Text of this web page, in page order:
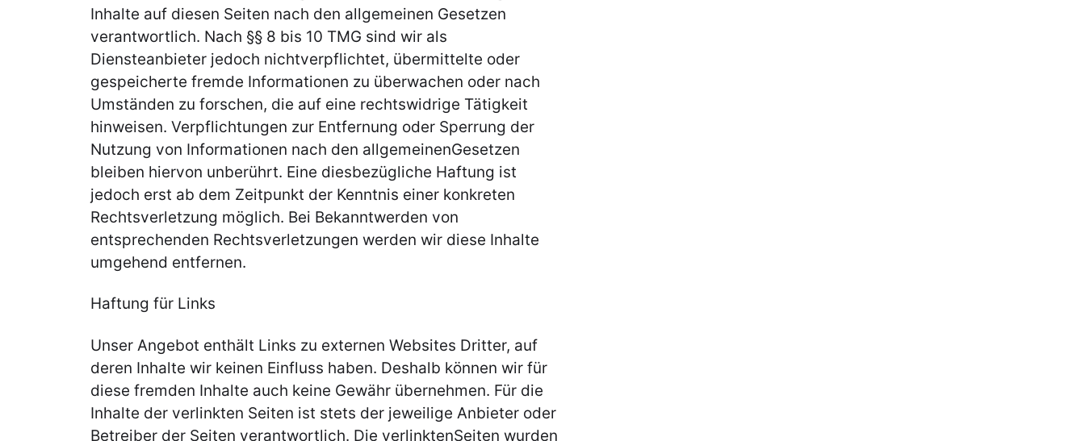
Inhalte auf diesen Seiten nach den allgemeinen Gesetzen
verantwortlich. Nach §§ 8 bis 10 TMG sind wir als
Diensteanbieter jedoch nichtverpflichtet, übermittelte oder
gespeicherte fremde Informationen zu überwachen oder nach
Umständen zu forschen, die auf eine rechtswidrige Tätigkeit
hinweisen. Verpflichtungen zur Entfernung oder Sperrung der
Nutzung von Informationen nach den allgemeinenGesetzen
bleiben hiervon unberührt. Eine diesbezügliche Haftung ist
jedoch erst ab dem Zeitpunkt der Kenntnis einer konkreten
Rechtsverletzung möglich. Bei Bekanntwerden von
entsprechenden Rechtsverletzungen werden wir diese Inhalte
umgehend entfernen.
​Haftung für Links
Unser Angebot enthält Links zu externen Websites Dritter, auf
deren Inhalte wir keinen Einfluss haben. Deshalb können wir für
diese fremden Inhalte auch keine Gewähr übernehmen. Für die
Inhalte der verlinkten Seiten ist stets der jeweilige Anbieter oder
Betreiber der Seiten verantwortlich. Die verlinktenSeiten wurden